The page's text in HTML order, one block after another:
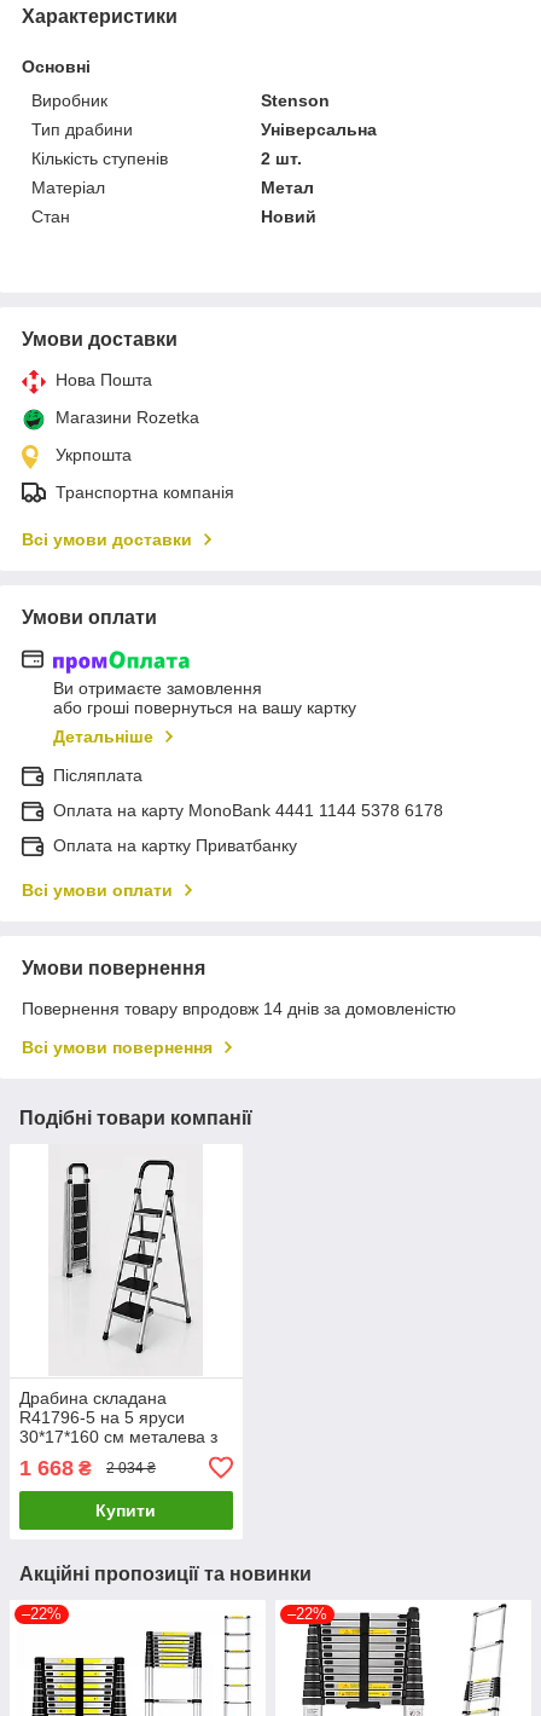
Характеристики
Основні
Виробник
Stenson
Тип драбини
Універсальна
Кількість ступенів
2 шт.
Матеріал
Метал
Стан
Новий
Умови доставки
Нова Пошта
Магазини Rozetka
Укрпошта
Транспортна компанія
Всі умови доставки
Умови оплати
Ви отримаєте замовлення
або гроші повернуться на вашу картку
Детальніше
Післяплата
Оплата на карту MonoBank 4441 1144 5378 6178
Оплата на картку Приватбанку
Всі умови оплати
Умови повернення
Повернення товару впродовж 14 днів за домовленістю
Всі умови повернення
Подібні товари компанії
Драбина складана
R41796-5 на 5 яруси
30*17*160 см металева з
накладками, універсальна
1 668 ₴ 2 034 ₴
Купити
Акційні пропозиції та новинки
–22% –22%